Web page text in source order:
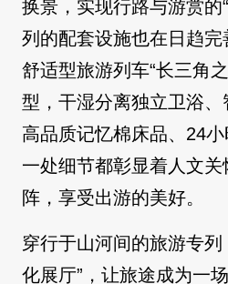
换景，实现行路与游赏的
列的配套设施也在日趋完
舒适型旅游列车“长三角
型，干湿分离独立卫浴、
高品质记忆棉床品、24
一处细节都彰显着人文
阵，享受出游的美好。
穿行于山河间的旅游专列
化展厅”，让旅途成为一